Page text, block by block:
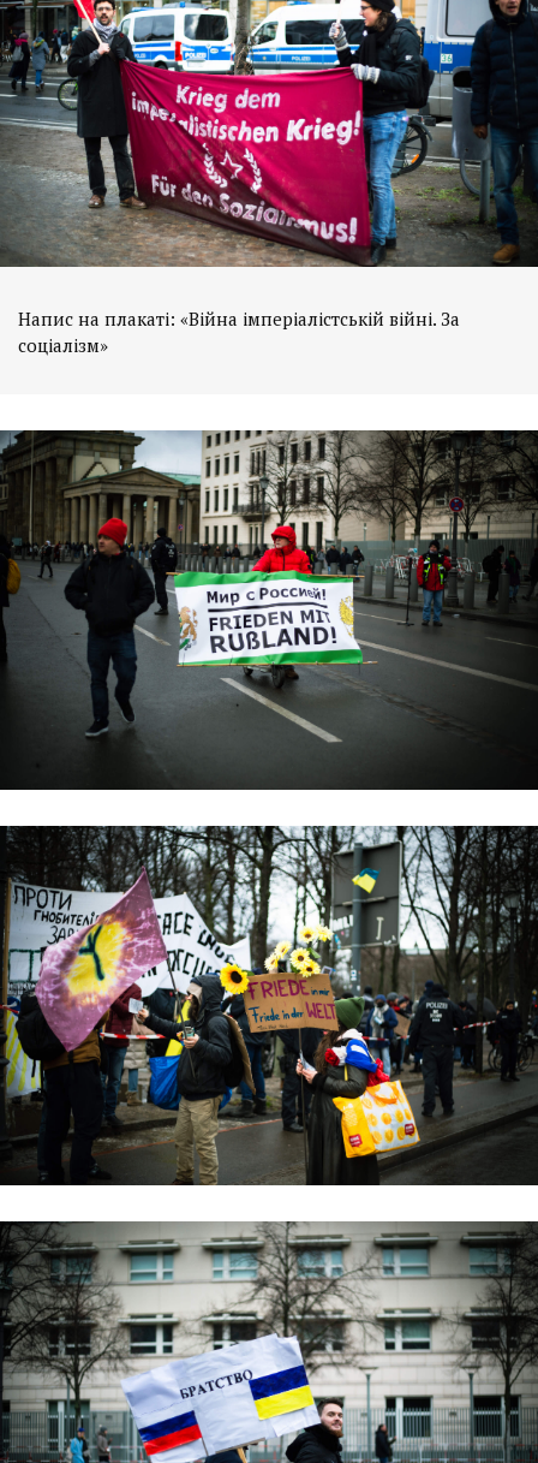
Напис на плакаті: «Війна імперіалістській війні. За
соціалізм»